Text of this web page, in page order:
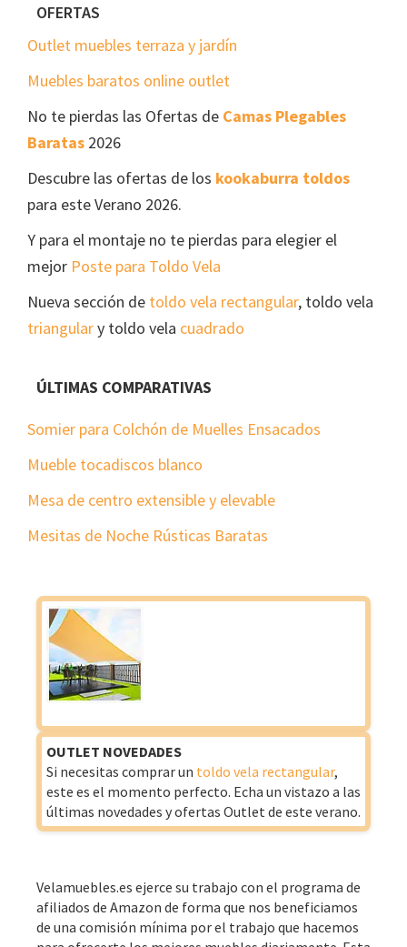
FooterOFERTAS
Outlet muebles terraza y jardín
Muebles baratos online outlet
No te pierdas las Ofertas de Camas Plegables
Baratas 2026
Descubre las ofertas de los kookaburra toldos
para este Verano 2026.
Y para el montaje no te pierdas para elegier el
mejor Poste para Toldo Vela
Nueva sección de toldo vela rectangular, toldo vela
triangulary toldo vela cuadrado
ÚLTIMAS COMPARATIVAS
Somier para Colchón de Muelles Ensacados
Mueble tocadiscos blanco
Mesa de centro extensible y elevable
Mesitas de Noche Rústicas Baratas
OUTLET NOVEDADES
Si necesitas comprar un toldo vela rectangular,
este es el momento perfecto. Echa un vistazo a las
últimas novedades y ofertas Outlet de este verano.
Velamuebles.es ejerce su trabajo con el programa de
afiliados de Amazon de forma que nos beneficiamos
de una comisión mínima por el trabajo que hacemos